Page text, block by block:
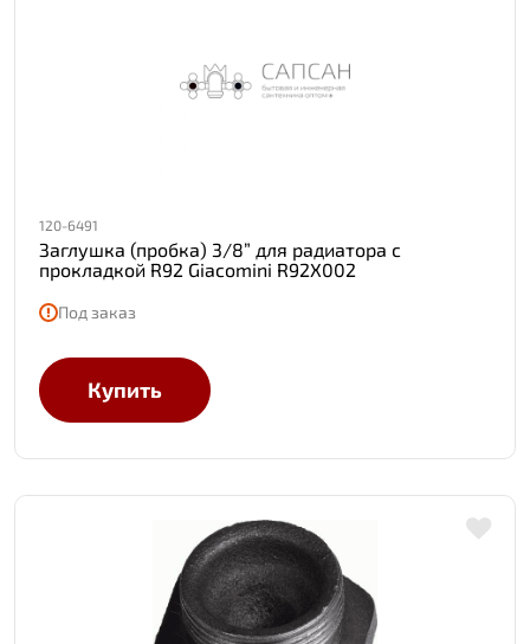
120-6491
Заглушка (пробка) 3/8” для радиатора с
прокладкой R92 Giacomini R92X002
Под заказ
Купить